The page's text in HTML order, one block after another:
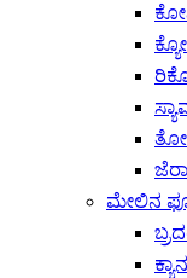
ಮೇಲಿನ